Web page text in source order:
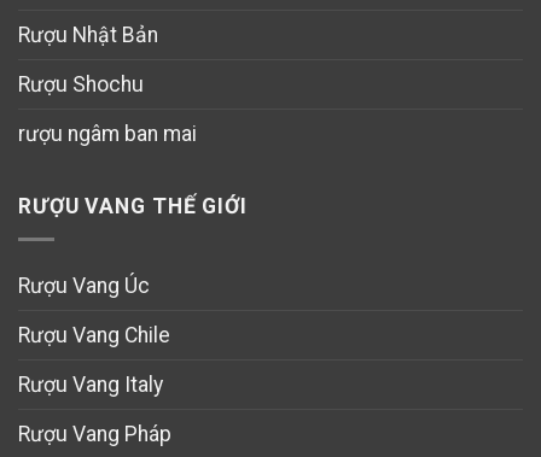
Rượu Nhật Bản
Rượu Shochu
rượu ngâm ban mai
RƯỢU VANG THẾ GIỚI
Rượu Vang Úc
Rượu Vang Chile
Rượu Vang Italy
Rượu Vang Pháp